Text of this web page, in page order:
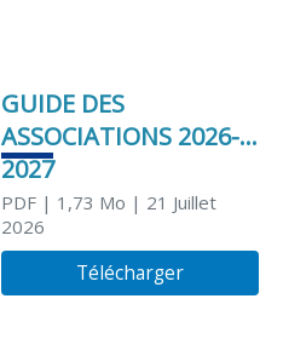
GUIDE DES
ASSOCIATIONS 2026-
2027
PDF| 1,73 Mo | 21 Juillet
2026
Télécharger